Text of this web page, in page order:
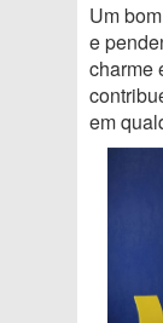
Um
e
charme
em